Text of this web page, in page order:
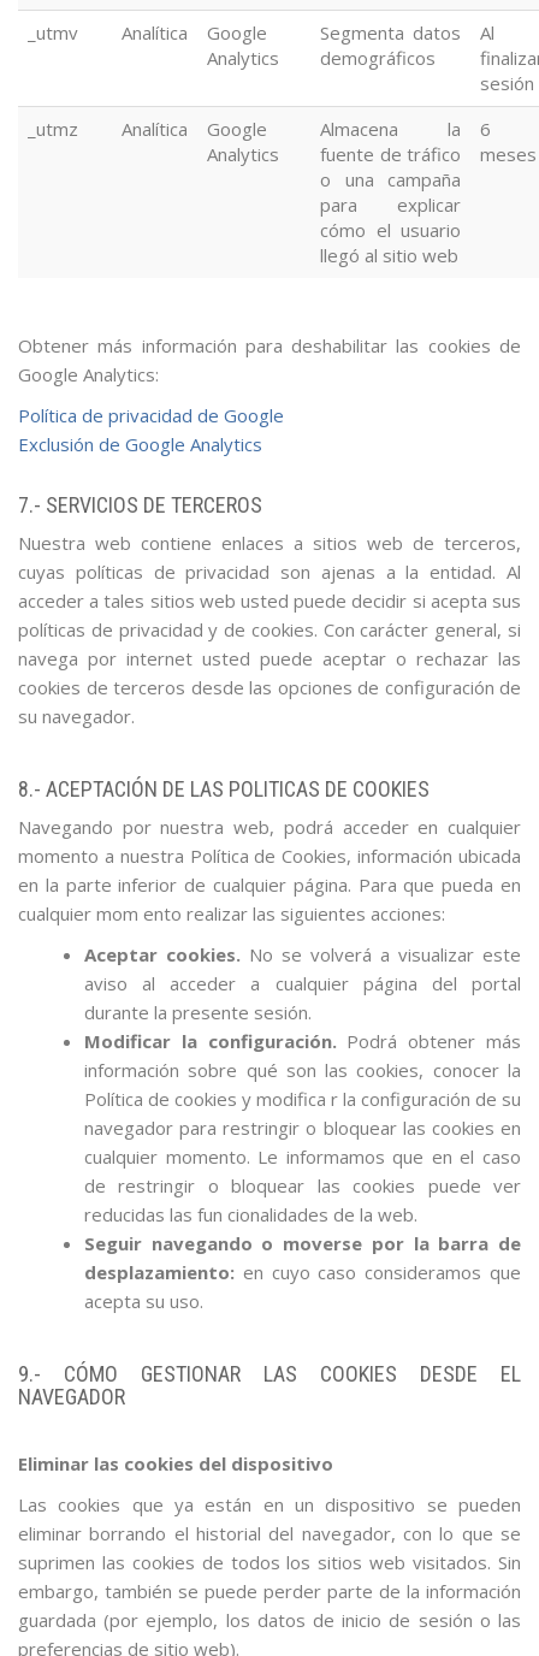
_utmv Analítica
Google
Analytics
Segmenta datos
demográficos
Al
sesión
_utmz
Analítica
Google
Analytics
Almacena la
fuente de tráfico
o una campaña
para explicar
cómo el usuario
llegó al sitio web
6
meses
Obtener más información para deshabilitar las cookies de
Google Analytics:
Política de privacidad de Google
Exclusión de Google Analytics
7.- SERVICIOS DE TERCEROS
Nuestra web contiene enlaces a sitios web de terceros,
cuyas políticas de privacidad son ajenas a la entidad. Al
acceder a tales sitios web usted puede decidir si acepta sus
políticas de privacidad y de cookies. Con carácter general, si
navega por internet usted puede aceptar o rechazar las
cookies de terceros desde las opciones de configuración de
su navegador.
8.- ACEPTACIÓN DE LAS POLITICAS DE COOKIES
Navegando por nuestra web, podrá acceder en cualquier
momento a nuestra Política de Cookies, información ubicada
en la parte inferior de cualquier página. Para que pueda en
cualquier mom ento realizar las siguientes acciones:
Aceptar cookies. No se volverá a visualizar este
aviso al acceder a cualquier página del portal
durante la presente sesión.
Modificar la configuración. Podrá obtener más
información sobre qué son las cookies, conocer la
Política de cookies y modifica r la configuración de su
navegador para restringir o bloquear las cookies en
cualquier momento. Le informamos que en el caso
de restringir o bloquear las cookies puede ver
reducidas las fun cionalidades de la web.
Seguir navegando o moverse por la barra de
desplazamiento: en cuyo caso consideramos que
acepta su uso.
9.- CÓMO GESTIONAR LAS COOKIES DESDE EL
NAVEGADOR
Eliminar las cookies del dispositivo
Las cookies que ya están en un dispositivo se pueden
eliminar borrando el historial del navegador, con lo que se
suprimen las cookies de todos los sitios web visitados. Sin
embargo, también se puede perder parte de la información
guardada (por ejemplo, los datos de inicio de sesión o las
preferencias de sitio web).